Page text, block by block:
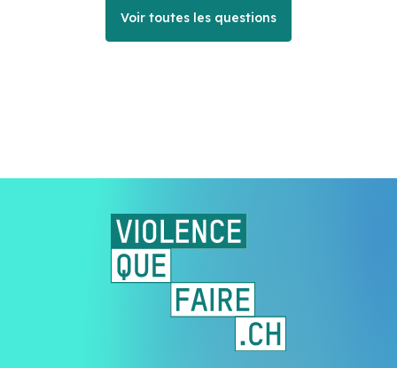
Voir toutes les questions